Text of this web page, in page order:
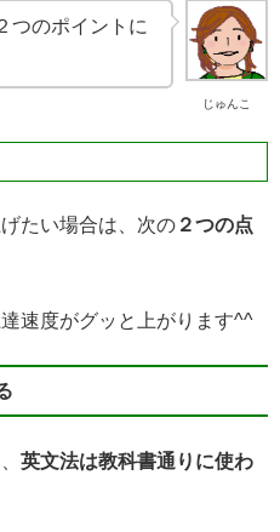
じゅんこ
つのポイントに
たい場合は、次の ２つの点
速度がグッと上がります^^
英文法は教科書通りに使わ